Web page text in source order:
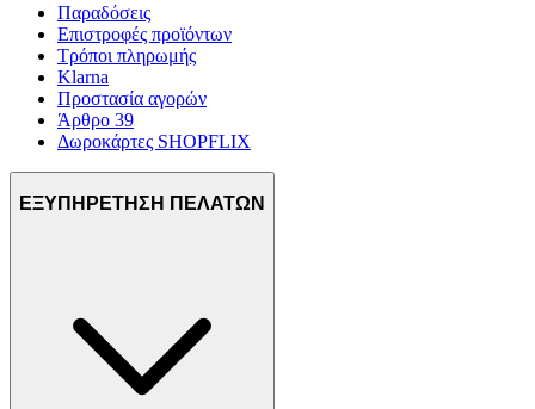
Παραδόσεις
Επιστροφές προϊόντων
Τρόποι πληρωμής
Klarna
Προστασία αγορών
Άρθρο 39
Δωροκάρτες SHOPFLIX
ΕΞΥΠΗΡΕΤΗΣΗ ΠΕΛΑΤΩΝ